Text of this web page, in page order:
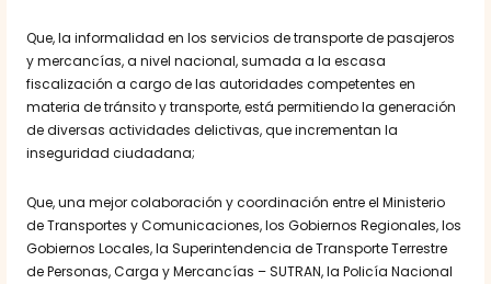
Que, la informalidad en los servicios de transporte de pasajeros
y mercancías, a nivel nacional, sumada a la escasa
fiscalización a cargo de las autoridades competentes en
materia de tránsito y transporte, está permitiendo la generación
de diversas actividades delictivas, que incrementan la
inseguridad ciudadana;
Que, una mejor colaboración y coordinación entre el Ministerio
de Transportes y Comunicaciones, los Gobiernos Regionales, los
Gobiernos Locales, la Superintendencia de Transporte Terrestre
de Personas, Carga y Mercancías – SUTRAN, la Policía Nacional